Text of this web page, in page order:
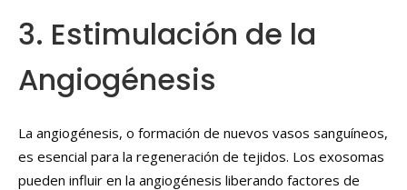
3. Estimulación de la
Angiogénesis
La angiogénesis, o formación de nuevos vasos sanguíneos,
es esencial para la regeneración de tejidos. Los exosomas
pueden influir en la angiogénesis liberando factores de